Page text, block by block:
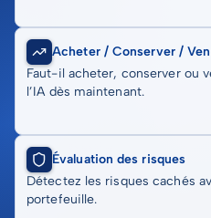
Acheter / Conserver /
Faut-il acheter, conserver ou
l’IA dès maintenant.
Évaluation des risques
Détectez les risques cachés
portefeuille.